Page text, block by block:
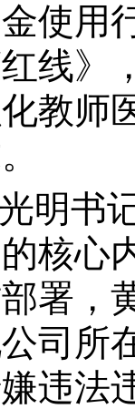
使用
线》
教师
明书
核心
署，
司所
违法